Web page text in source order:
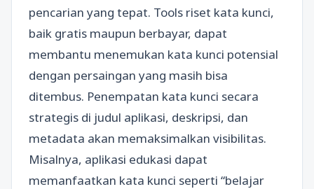
pencarian yang tepat. Tools riset kata kunci,
baik gratis maupun berbayar, dapat
membantu menemukan kata kunci potensial
dengan persaingan yang masih bisa
ditembus. Penempatan kata kunci secara
strategis di judul aplikasi, deskripsi, dan
metadata akan memaksimalkan visibilitas.
Misalnya, aplikasi edukasi dapat
memanfaatkan kata kunci seperti “belajar